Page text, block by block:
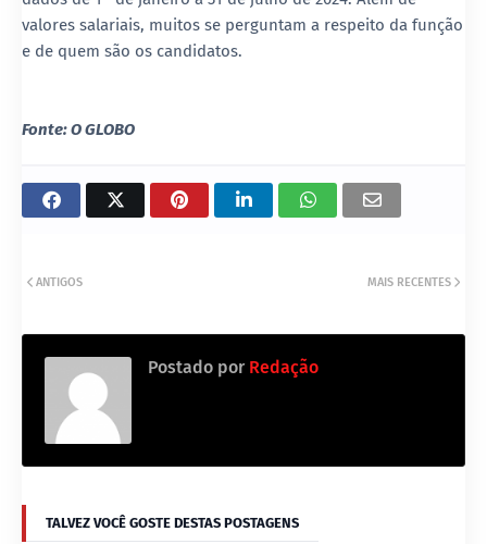
valores salariais, muitos se perguntam a respeito da função
e de quem são os candidatos.
Fonte: O GLOBO
MAIS RECENTES
ANTIGOS
Postado por Redação
TALVEZ VOCÊ GOSTE DESTAS POSTAGENS